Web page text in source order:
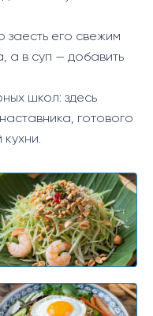
его свежим
а в суп — добавить
школ: здесь
готового